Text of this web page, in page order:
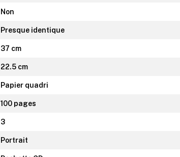
Non
Presque identique
37 cm
22.5 cm
Papier quadri
100 pages
3
Portrait